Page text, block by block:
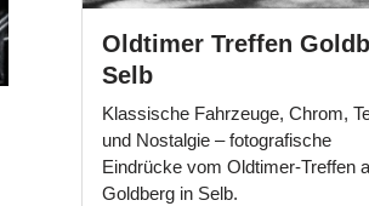
Oldtimer Treffen
Selb
Klassische Fahrzeuge, Chrom,
und Nostalgie – fotografische
Eindrücke vom Oldtimer-Treffen
Goldberg in Selb.